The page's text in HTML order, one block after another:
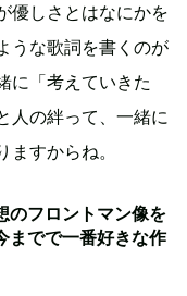
優しさとはなにかを
うな歌詞を書くのが
に「考えていきた
人の絆って、一緒に
すからね。
のフロントマン像を
までで一番好きな作